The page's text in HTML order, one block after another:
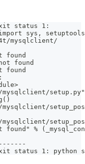
exit status 1:
'import sys,
mysqlclient/
found
found
found
found" %
exit status 1: